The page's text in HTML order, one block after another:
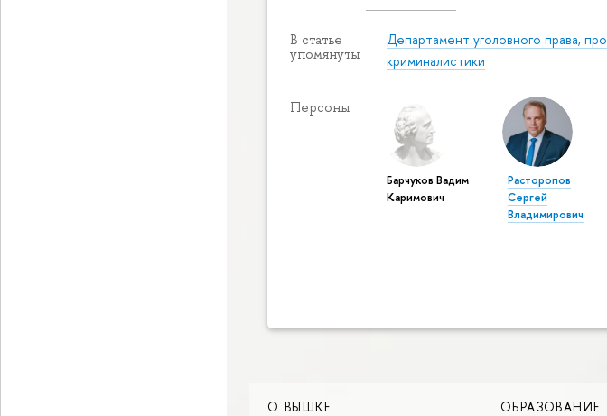
В статье
упомянуты
Департамент уголовного права,
криминалистики
Персоны
Барчуков Вадим
Каримович
Расторопов
Сергей
Владимирович
О ВЫШКЕ
ОБРАЗОВАНИЕ